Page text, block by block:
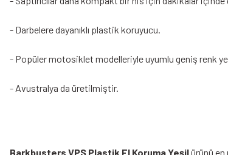
- Darbelere dayanıklı plastik koruyucu.
- Popüler motosiklet modelleriyle uyumlu geniş renk
- Avustralya da üretilmiştir.
Barkbusters VPS Plastik El Koruma Yeşilürünü